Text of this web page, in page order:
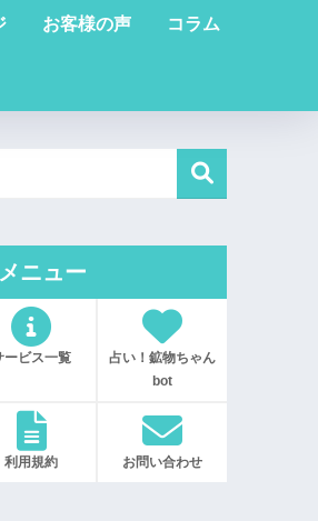
お客様の声 コラム
メニュー
ービス一覧
占い！鉱物ちゃん
bot
利用規約 お問い合わせ